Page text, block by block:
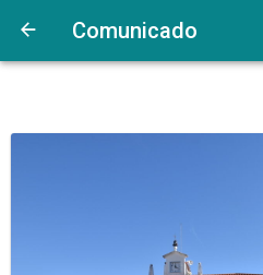
Comunicado